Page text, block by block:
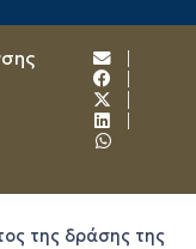
της δράσης της